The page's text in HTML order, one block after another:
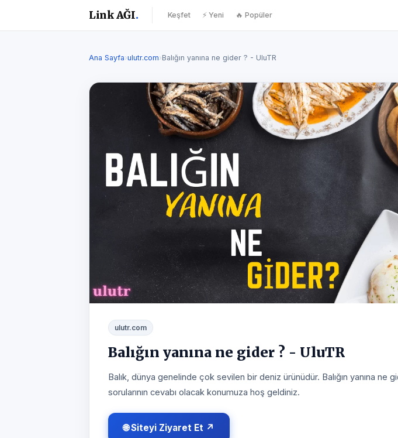
Link AĞI. Keşfet ⚡ Yeni 🔥 Popüler
Ana Sayfa›ulutr.com›Balığın yanına ne gider ? - UluTR
ulutr.com
Balığın yanına ne gider ? - UluTR
Balık, dünya genelinde çok sevilen bir deniz ürünüdür. Balığın yanına ne
sorularının cevabı olacak konumuza hoş geldiniz.
🌐 Siteyi Ziyaret Et ↗